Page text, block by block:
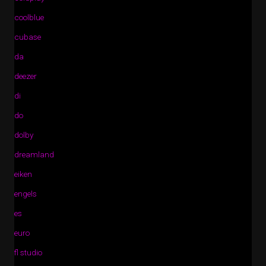
coolblue
cubase
da
deezer
di
do
dolby
dreamland
eiken
engels
es
euro
fl studio